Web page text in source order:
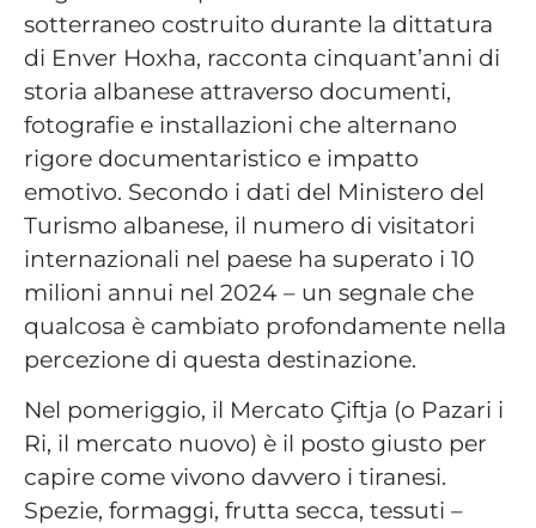
sotterraneo costruito durante la dittatura
di Enver Hoxha, racconta cinquant’anni di
storia albanese attraverso documenti,
fotografie e installazioni che alternano
rigore documentaristico e impatto
emotivo. Secondo i dati del Ministero del
Turismo albanese, il numero di visitatori
internazionali nel paese ha superato i 10
milioni annui nel 2024 – un segnale che
qualcosa è cambiato profondamente nella
percezione di questa destinazione.
Nel pomeriggio, il Mercato Çiftja (o Pazari i
Ri, il mercato nuovo) è il posto giusto per
capire come vivono davvero i tiranesi.
Spezie, formaggi, frutta secca, tessuti –